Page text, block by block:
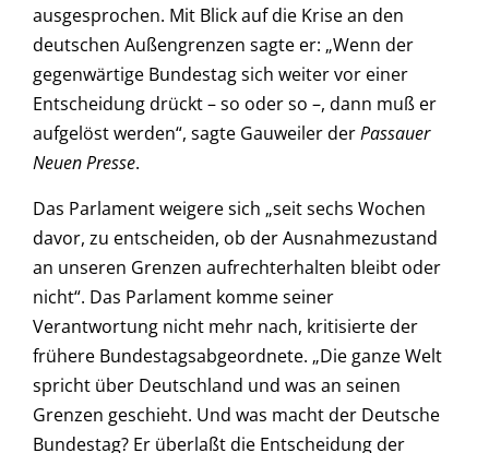
ausgesprochen. Mit Blick auf die Krise an den
deutschen Außengrenzen sagte er: „Wenn der
gegenwärtige Bundestag sich weiter vor einer
Entscheidung drückt – so oder so –, dann muß er
aufgelöst werden“, sagte Gauweiler derPassauer
Neuen Presse.
Das Parlament weigere sich „seit sechs Wochen
davor, zu entscheiden, ob der Ausnahmezustand
an unseren Grenzen aufrechterhalten bleibt oder
nicht“. Das Parlament komme seiner
Verantwortung nicht mehr nach, kritisierte der
frühere Bundestagsabgeordnete. „Die ganze Welt
spricht über Deutschland und was an seinen
Grenzen geschieht. Und was macht der Deutsche
Bundestag? Er überlaßt die Entscheidung der